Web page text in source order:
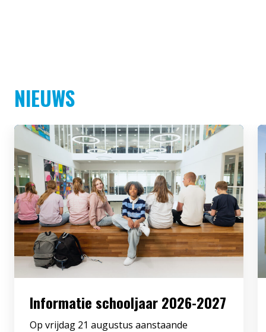
NIEUWS
Informatie schooljaar 2026-2027
Op vrijdag 21 augustus aanstaande